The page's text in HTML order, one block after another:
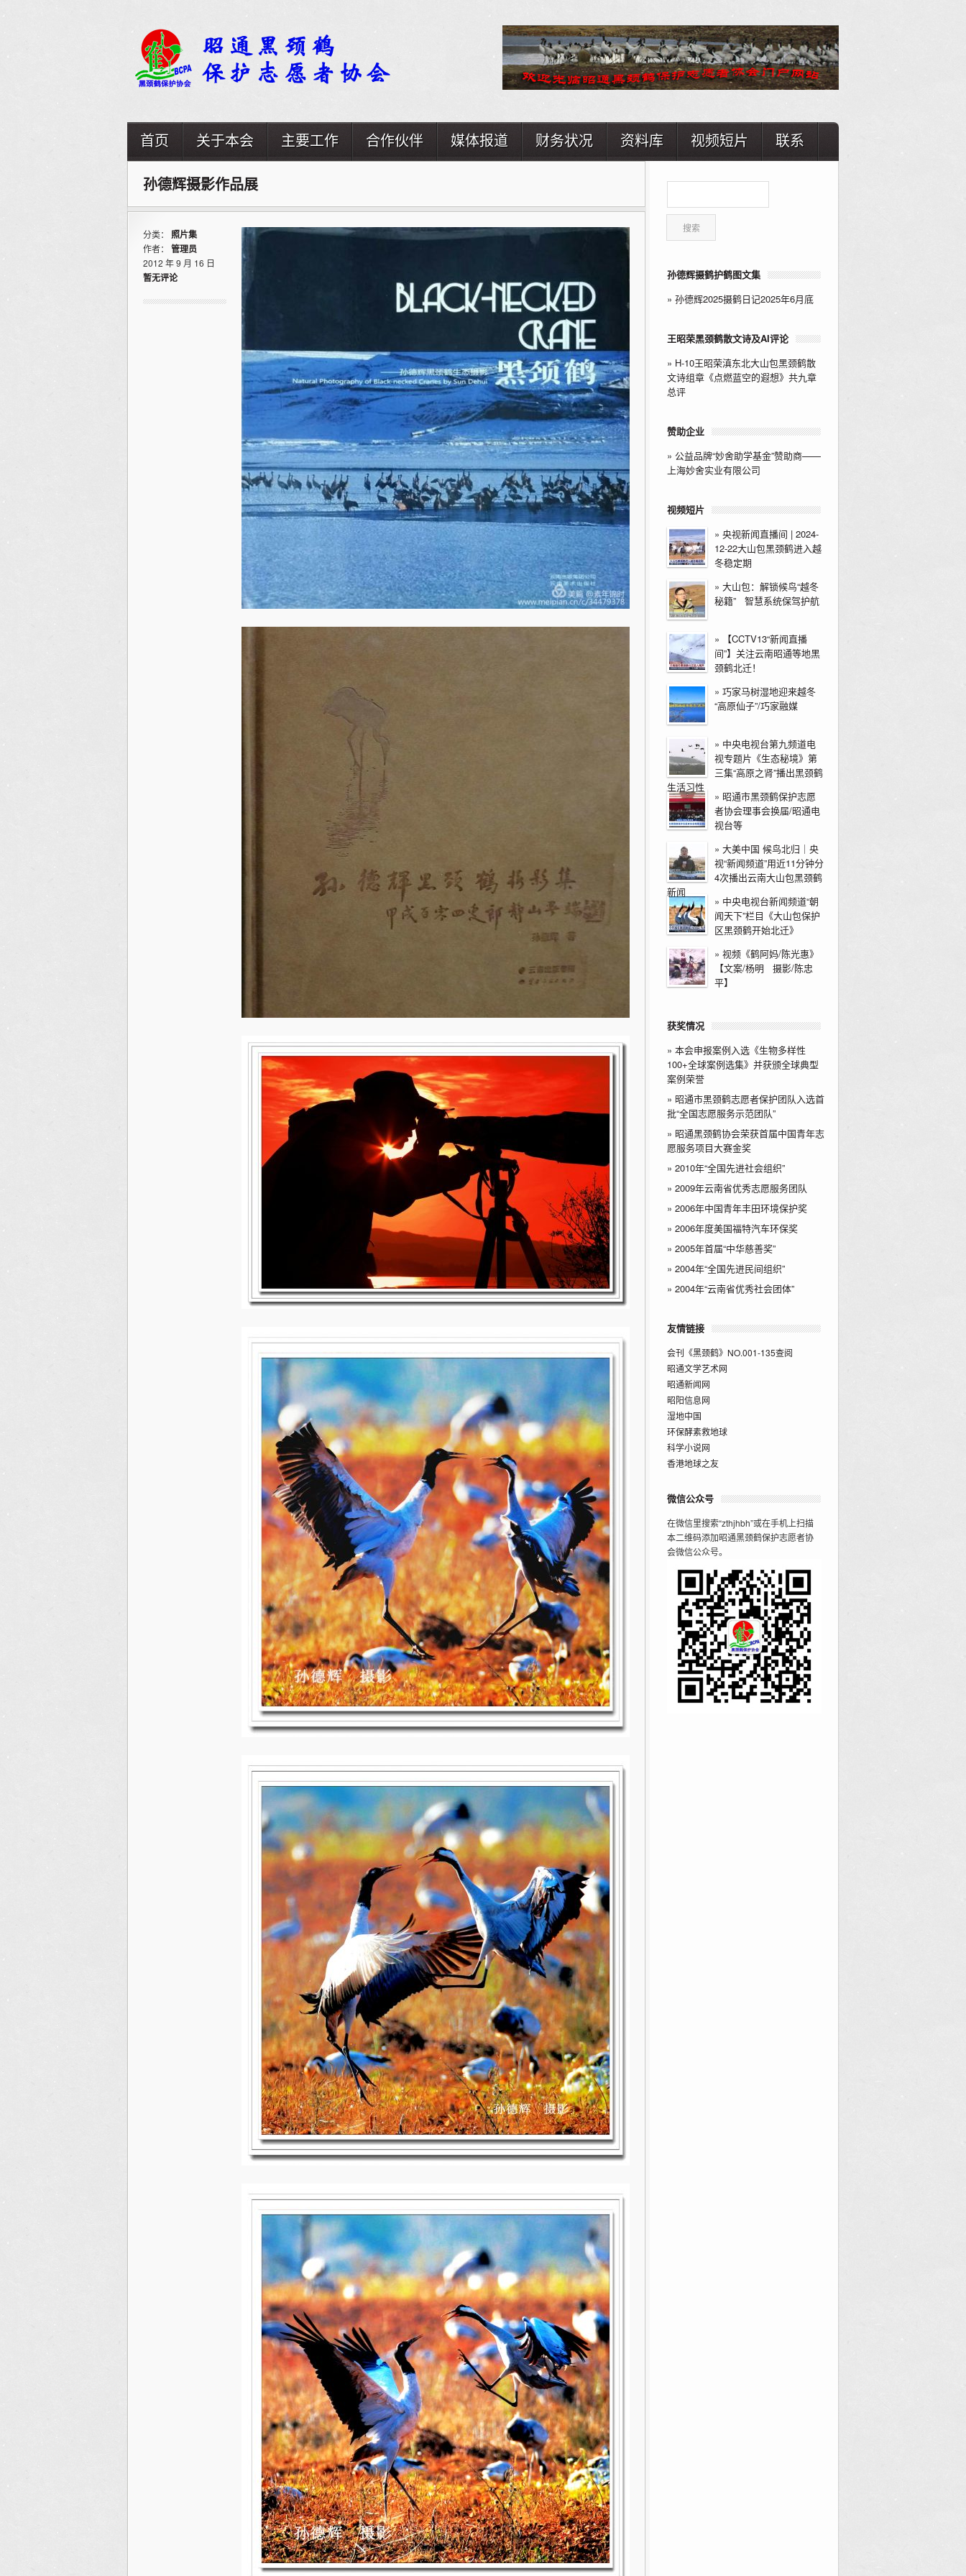
首页 关于本会 主要工作 合作伙伴 媒体报道 财务状况 资料库 视频短片 联系
孙德辉摄影作品展
分类： 照片集
作者： 管理员
2012 年 9 月 16 日
暂无评论
孙德辉摄鹤护鹤图文集
» 孙德辉2025摄鹤日记2025年6月底
王昭荣黑颈鹤散文诗及AI评论
» H-10王昭荣滇东北大山包黑颈鹤散
文诗组章《点燃蓝空的遐想》共九章
总评
赞助企业
» 公益品牌“妙舍助学基金”赞助商——
上海妙舍实业有限公司
视频短片
» 央视新闻直播间 | 2024-
12-22大山包黑颈鹤进入越
冬稳定期
» 大山包：解锁候鸟“越冬
秘籍” 智慧系统保驾护航
»
【CCTV13“新闻直播
间”】关注云南昭通等地黑
颈鹤北迁！
» 巧家马树湿地迎来越冬
“高原仙子”/巧家融媒
» 中央电视台第九频道电
视专题片《生态秘境》第
三集“高原之肾”播出黑颈鹤
生活习性
» 昭通市黑颈鹤保护志愿
者协会理事会换届/昭通电
视台等
» 大美中国 候鸟北归｜央
视“新闻频道”用近11分钟分
4次播出云南大山包黑颈鹤
新闻
» 中央电视台新闻频道“朝
闻天下”栏目《大山包保护
区黑颈鹤开始北迁》
» 视频《鹤阿妈/陈光惠》
【文案/杨明 摄影/陈忠
平】
获奖情况
» 本会申报案例入选《生物多样性
100+全球案例选集》并获颁全球典型
案例荣誉
» 昭通市黑颈鹤志愿者保护团队入选首
批“全国志愿服务示范团队”
» 昭通黑颈鹤协会荣获首届中国青年志
愿服务项目大赛金奖
» 2010年“全国先进社会组织”
» 2009年云南省优秀志愿服务团队
» 2006年中国青年丰田环境保护奖
» 2006年度美国福特汽车环保奖
» 2005年首届“中华慈善奖”
» 2004年“全国先进民间组织”
» 2004年“云南省优秀社会团体”
友情链接
会刊《黑颈鹤》NO.001-135查阅
昭通文学艺术网
昭通新闻网
昭阳信息网
湿地中国
环保酵素救地球
科学小说网
香港地球之友
微信公众号
在微信里搜索“zthjhbh”或在手机上扫描
本二维码添加昭通黑颈鹤保护志愿者协
会微信公众号。